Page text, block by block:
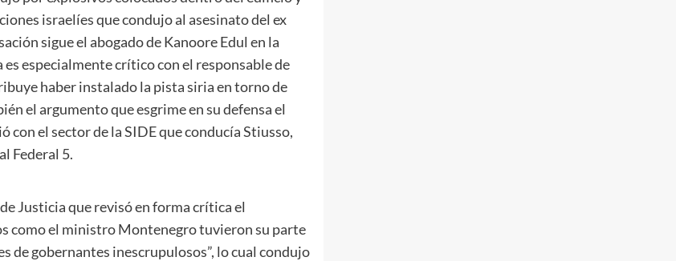
israelíes que condujo al asesinato del ex
sigue el abogado de Kanoore Edul en la
especialmente crítico con el responsable de
haber instalado la pista siria en torno de
el argumento que esgrime en su defensa el
el sector de la SIDE que conducía Stiusso,
Federal 5.
Justicia que revisó en forma crítica el
como el ministro Montenegro tuvieron su parte
de gobernantes inescrupulosos”, lo cual condujo